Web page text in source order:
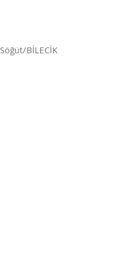
BİLECİK